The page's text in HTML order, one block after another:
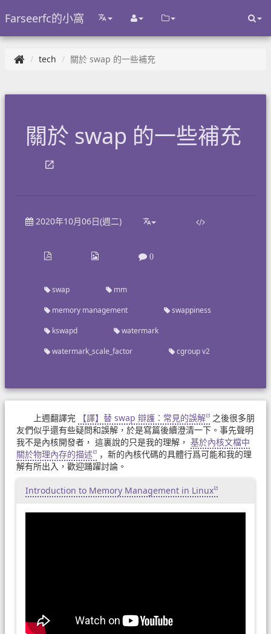
Farseerfc的小窩
tech 關於 swap 的一些補充
關於 swap 的一些補充
2020年10月06日(週二)
0
swap
mm
memory management
swappiness
kswapd
watermark
watermark_scale_factor
cgroup v2
上週翻譯完 【譯】替 swap 辯護：常見的誤解
之後很多朋
友們似乎還有些疑問和誤解，於是寫篇後續澄清一下。事先聲明
我不是內核開發者， 這裏說的只是我的理解， 基於內核文檔中
關於物理內存的描述
，新的內核代碼的具體行爲可能和我的理
解有所出入，歡迎踊躍討論。
Introduction to Memory Management in Linux